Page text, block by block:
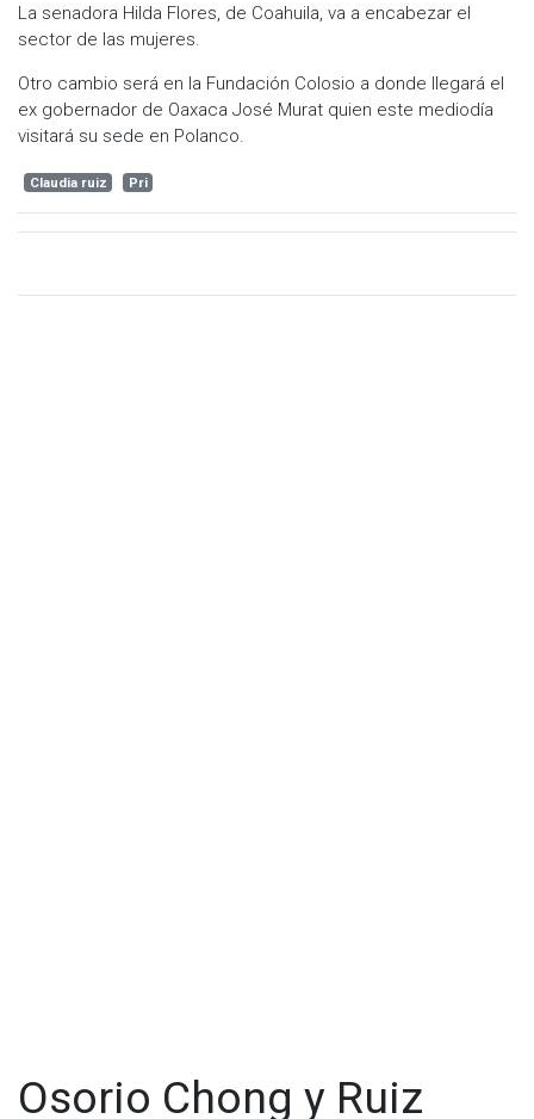
La senadora Hilda Flores, de Coahuila, va a encabezar el
sector de las mujeres.
Otro cambio será en la Fundación Colosio a donde llegará el
ex gobernador de Oaxaca José Murat quien este mediodía
visitará su sede en Polanco.
Claudia ruiz Pri
Osorio Chong y Ruiz